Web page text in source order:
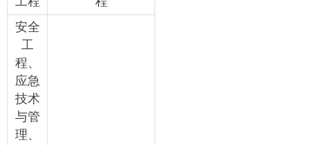
安全
工
程、
应急
技术
与管
理、